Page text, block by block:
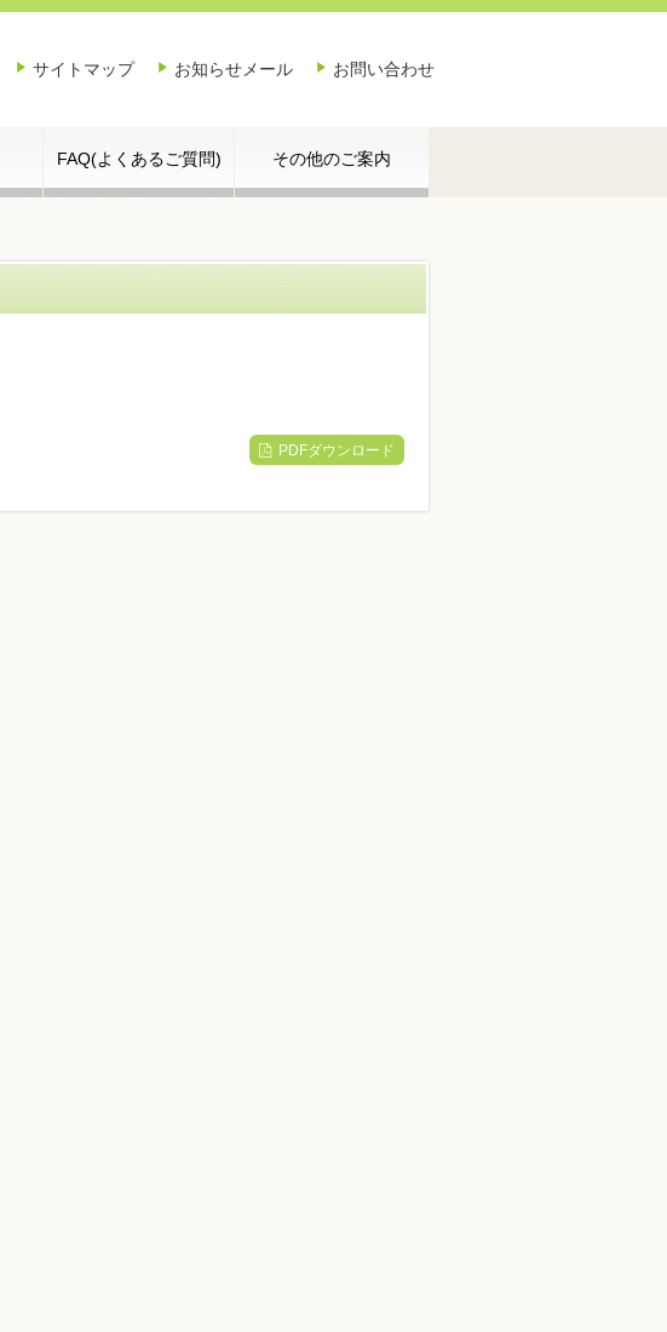
お問い合わせ
お知らせメール
サイトマップ
FAQ(よくあるご質問) その他のご案内
PDFダウンロード